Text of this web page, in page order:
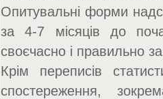
Опитувальні форми
за 4-7 місяців до
своєчасно і правильно
Крім переписів
спостереження,